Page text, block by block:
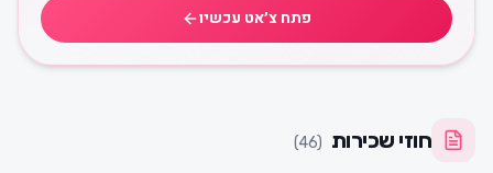
פתח צ׳אט עכשיו
חוזי שכירות (
46
)